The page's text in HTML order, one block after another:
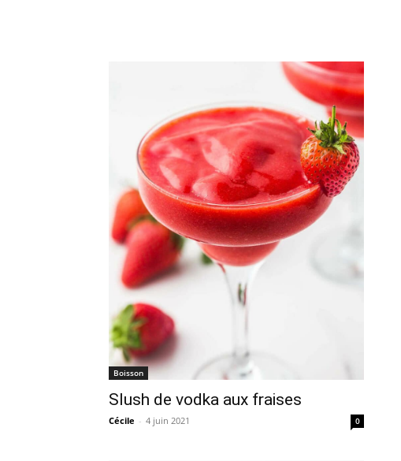
Boisson
Slush de vodka aux fraises
Cécile - 4 juin 2021 0